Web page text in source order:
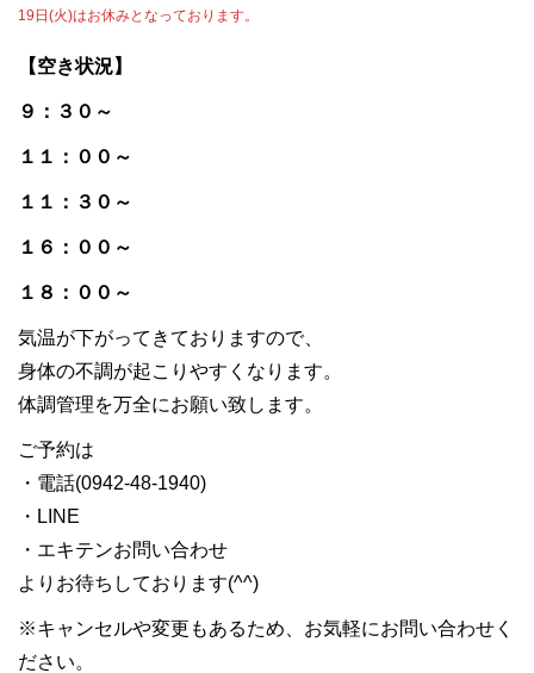
19日(火)はお休みとなっております。
【空き状況】
９：３０～
１１：００～
１１：３０～
１６：００～
１８：００～
気温が下がってきておりますので、
身体の不調が起こりやすくなります。
体調管理を万全にお願い致します。
ご予約は
・電話(0942-48-1940)
・LINE
・エキテンお問い合わせ
よりお待ちしております(^^)
※キャンセルや変更もあるため、お気軽にお問い合わせく
ださい。